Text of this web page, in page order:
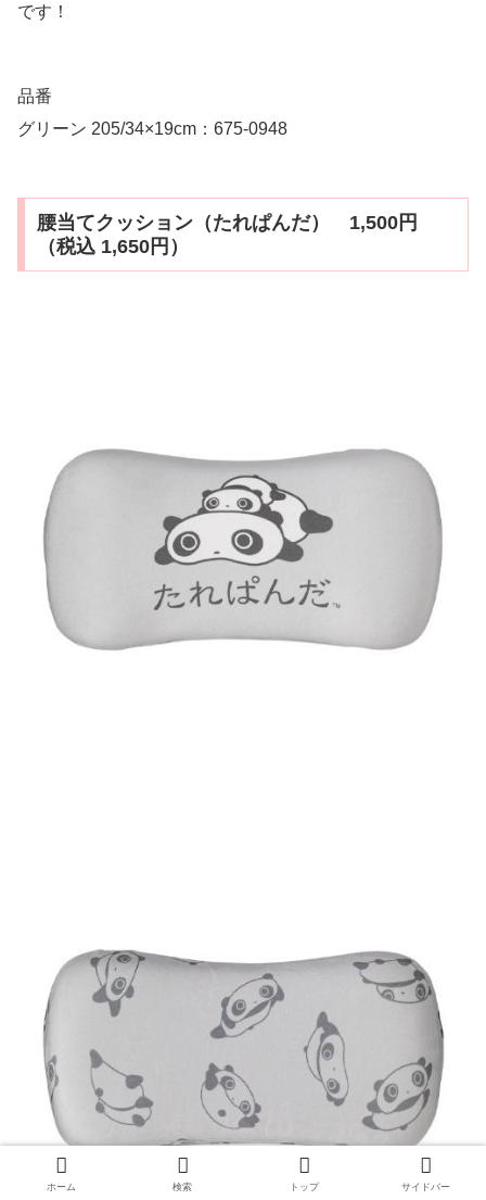
です！
品番
グリーン 205/34×19cm：675-0948
腰当てクッション（たれぱんだ） 1,500円
（税込 1,650円）
ホーム 検索 トップ サイドバー